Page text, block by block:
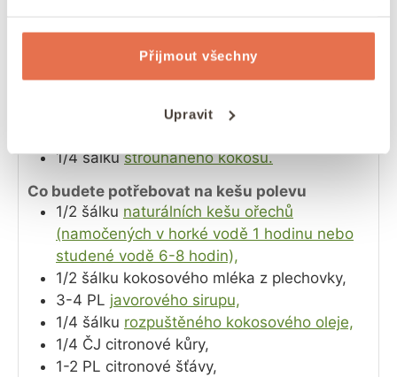
Přijmout všechny
Upravit
velká vejce,
střední mrkve, nastrouhané,
nahrubo nasekaných pekanových
1/4 šálku strouhaného kokosu.
Co budete potřebovat na kešu polevu
1/2 šálku naturálních kešu ořechů
(namočených v horké vodě 1 hodinu nebo
studené vodě 6-8 hodin),
1/2 šálku kokosového mléka z plechovky,
3-4 PL javorového sirupu,
1/4 šálku rozpuštěného kokosového oleje,
1/4 ČJ citronové kůry,
1-2 PL citronové šťávy,